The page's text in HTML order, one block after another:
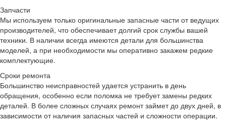
Запчасти
Мы используем только оригинальные запасные части от ведущих
производителей, что обеспечивает долгий срок службы вашей
техники. В наличии всегда имеются детали для большинства
моделей, а при необходимости мы оперативно закажем редкие
комплектующие.
Сроки ремонта
Большинство неисправностей удается устранить в день
обращения, особенно если поломка не требует замены редких
деталей. В более сложных случаях ремонт займет до двух дней, в
зависимости от наличия запасных частей и сложности операции.